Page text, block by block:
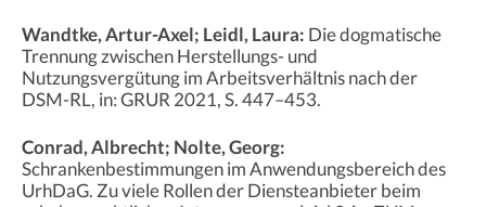
Wandtke, Artur-Axel; Leidl, Laura: Die dogmatische
Trennung zwischen Herstellungs- und
Nutzungsvergütung im Arbeitsverhältnis nach der
DSM-RL, in: GRUR 2021, S. 447–453.
Conrad, Albrecht; Nolte, Georg:
Schrankenbestimmungen im Anwendungsbereich des
UrhDaG. Zu viele Rollen der Diensteanbieter beim